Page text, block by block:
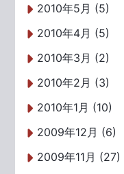
2010年5月 (5)
2010年4月 (5)
2010年3月 (2)
2010年2月 (3)
2010年1月 (10)
2009年12月 (6)
2009年11月 (27)